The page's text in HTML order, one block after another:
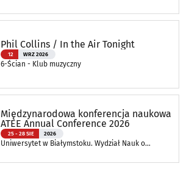
Phil Collins / In the Air Tonight
12 WRZ 2026
6-Ścian - Klub muzyczny
Międzynarodowa konferencja naukowa
ATEE Annual Conference 2026
25 - 28 SIE 2026
Uniwersytet w Białymstoku. Wydział Nauk o